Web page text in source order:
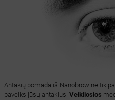
Antakių pomada iš Nanobrow ne tik
paveiks jūsų antakius. Veikliosios